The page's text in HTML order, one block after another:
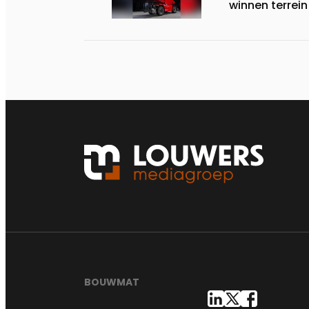
winnen terrein
BOUWMAT